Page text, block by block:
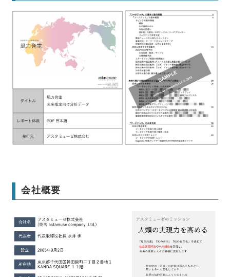
会社概要